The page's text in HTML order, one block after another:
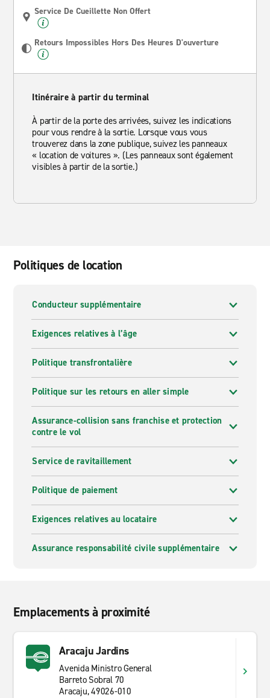
Service De Cueillette Non Offert
Retours Impossibles Hors Des Heures D'ouverture
Itinéraire à partir du terminal
À partir de la porte des arrivées, suivez les indications
pour vous rendre à la sortie. Lorsque vous vous
trouverez dans la zone publique, suivez les panneaux
« location de voitures ». (Les panneaux sont également
visibles à partir de la sortie.)
Politiques de location
Conducteur supplémentaire
Exigences relatives à l’âge
Politique transfrontalière
Politique sur les retours en aller simple
Assurance-collision sans franchise et protection
contre le vol
Service de ravitaillement
Politique de paiement
Exigences relatives au locataire
Assurance responsabilité civile supplémentaire
Emplacements à proximité
Aracaju Jardins
Avenida Ministro General
Barreto Sobral 70
Aracaju, 49026-010